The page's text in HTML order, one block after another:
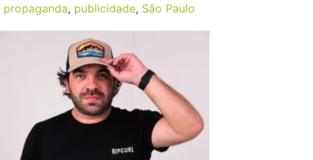
propaganda, publicidade, São Paulo